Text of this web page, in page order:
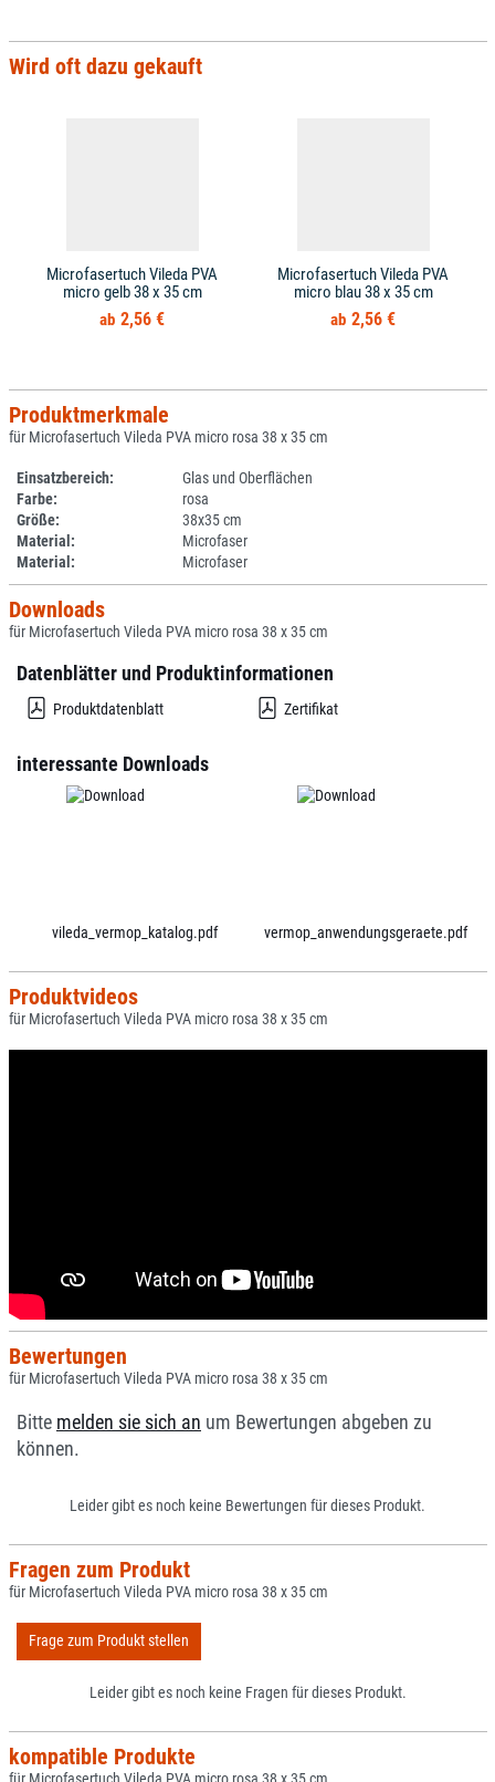
Wird oft dazu gekauft
Microfasertuch Vileda PVA
micro gelb 38 x 35 cm
2,56 €
Microfasertuch Vileda PVA
micro blau 38 x 35 cm
2,56 €
Produktmerkmale
für Microfasertuch Vileda PVA micro rosa 38 x 35 cm
Einsatzbereich:
Glas und Oberflächen
Farbe:
rosa
Größe:
38x35 cm
Material:
Microfaser
Material:
Microfaser
Downloads
für Microfasertuch Vileda PVA micro rosa 38 x 35 cm
Datenblätter und Produktinformationen
Produktdatenblatt Zertifikat
interessante Downloads
vileda_vermop_katalog.pdf vermop_anwendungsgeraete.pdf
Produktvideos
für Microfasertuch Vileda PVA micro rosa 38 x 35 cm
Bewertungen
für Microfasertuch Vileda PVA micro rosa 38 x 35 cm
Bitte melden sie sich an um Bewertungen abgeben zu
können.
Leider gibt es noch keine Bewertungen für dieses Produkt.
Fragen zum Produkt
für Microfasertuch Vileda PVA micro rosa 38 x 35 cm
Frage zum Produkt stellen
Leider gibt es noch keine Fragen für dieses Produkt.
kompatible Produkte
für Microfasertuch Vileda PVA micro rosa 38 x 35 cm